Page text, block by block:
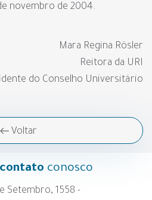
novembro de 2004.
Mara Regina Rösler
Reitora da URI
do Conselho Universitário
Voltar
conosco
Setembro, 1558 -